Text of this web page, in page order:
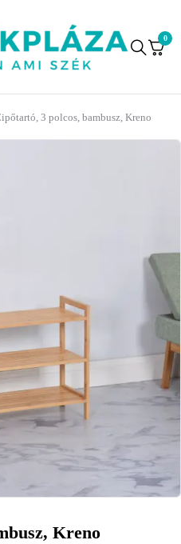
0
3 polcos, bambusz, Kreno
Kreno